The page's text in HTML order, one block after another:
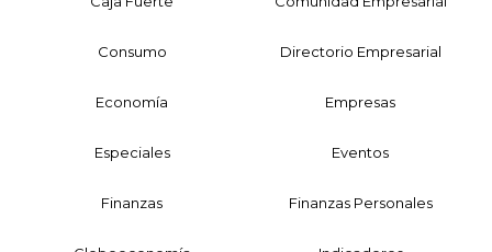
Consumo Directorio Empresarial
Economía Empresas
Especiales Eventos
Finanzas Finanzas Personales